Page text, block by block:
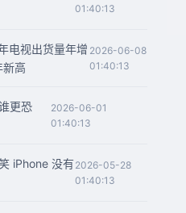
01:40:13
电视出货量年增
高
2026-06-08
01:40:13
更恐
2026-06-01
01:40:13
iPhone 没有 2026-05-28
01:40:13